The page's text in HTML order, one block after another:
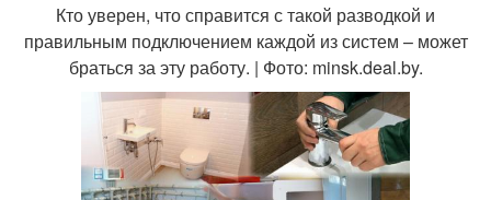
Кто уверен, что справится с такой разводкой и
правильным подключением каждой из систем – может
браться за эту работу. | Фото: minsk.deal.by.